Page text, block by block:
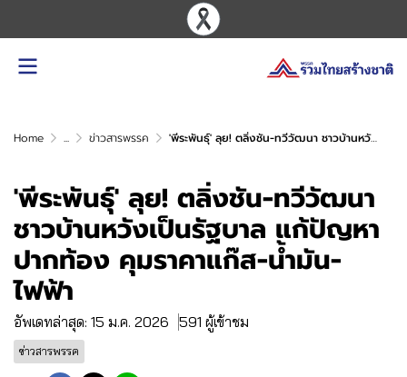
Home ... ข่าวสารพรรค 'พีระพันธุ์' ลุย! ตลิ่งชัน-ทวีวัฒนา ชาวบ้านหวังเป็นรัฐบาล แก้ปัญหาปากท้อง คุมราคาแก๊ส-น้ำมัน-ไฟฟ้า
'พีระพันธุ์' ลุย! ตลิ่งชัน-ทวีวัฒนา
ชาวบ้านหวังเป็นรัฐบาล แก้ปัญหา
ปากท้อง คุมราคาแก๊ส-น้ำมัน-
ไฟฟ้า
อัพเดทล่าสุด: 15 ม.ค. 2026 591 ผู้เข้าชม
ข่าวสารพรรค